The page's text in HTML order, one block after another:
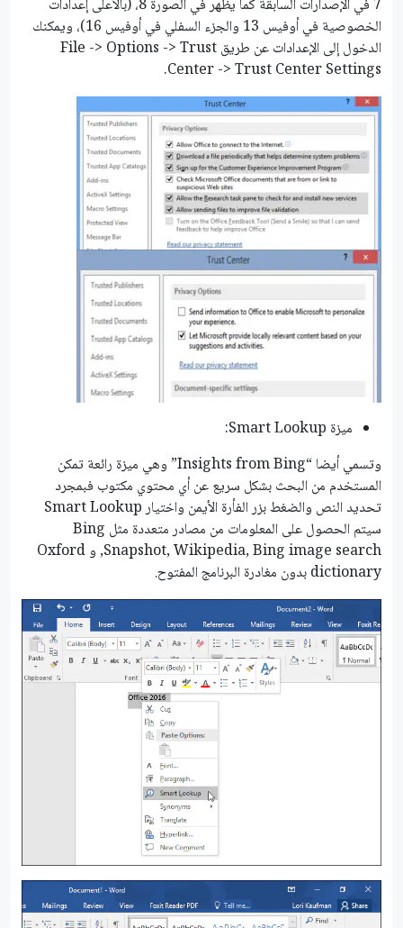
7 في الإصدارات السابقة كما يظهر في الصورة 8، (باﻷعلى إعدادات
الخصوصية في أوفيس 13 والجزء السفلي في أوفيس 16)، ويمكنك
الدخول إلى الإعدادات عن طريق File -> Options -> Trust
Center -> Trust Center Settings.
ميزة Smart Lookup:
وتسمي أيضا “Insights from Bing” وهي ميزة رائعة تمكن
المستخدم من البحث بشكل سريع عن أي محتوي مكتوب فبمجرد
تحديد النص والضغط بزر الفأرة اﻷيمن واختيار Smart Lookup
سيتم الحصول على المعلومات من مصادر متعددة مثل Bing
Snapshot, Wikipedia, Bing image search, و Oxford
dictionary بدون مغادرة البرنامج المفتوح.